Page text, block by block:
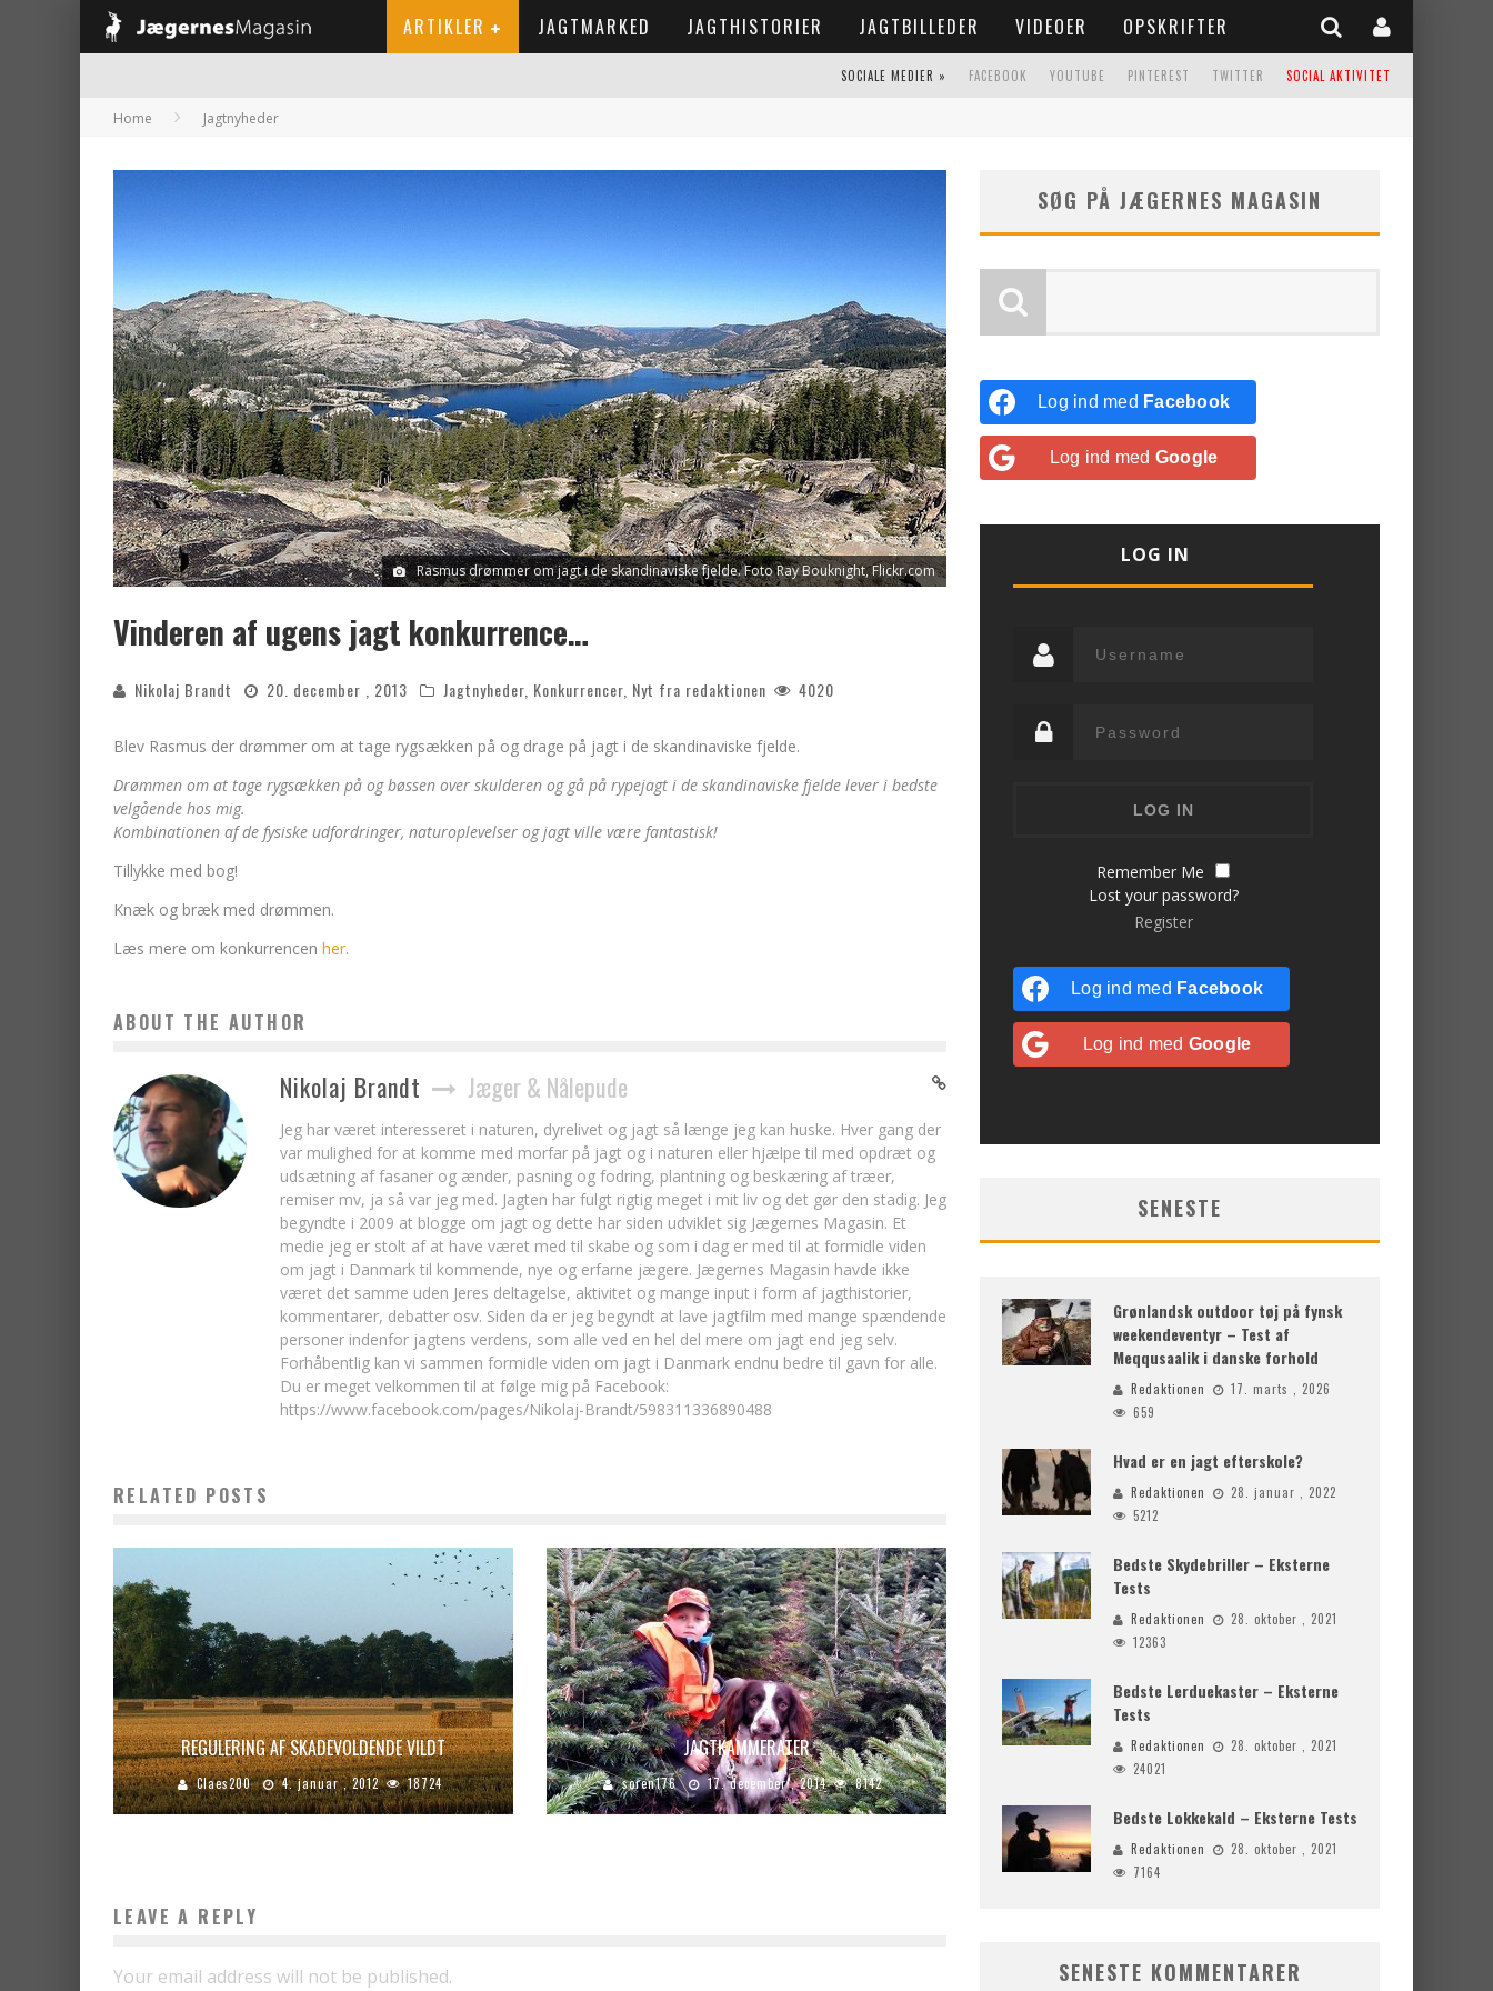
ARTIKLER JAGTMARKED JAGTHISTORIER JAGTBILLEDER VIDEOER OPSKRIFTER
SOCIAL AKTIVITET
TWITTER
PINTEREST
YOUTUBE
FACEBOOK
SOCIALE MEDIER »
Home Jagtnyheder
Rasmus drømmer om jagt i de skandinaviske fjelde. Foto Ray Bouknight, Flickr.com
Vinderen af ugens jagt konkurrence…
Nikolaj Brandt 20. december , 2013 Jagtnyheder Konkurrencer Nyt fra redaktionen 4020
Blev Rasmus der drømmer om at tage rygsækken på og drage på jagt i de skandinaviske fjelde.
Drømmen om at tage rygsækken på og bøssen over skulderen og gå på rypejagt i de skandinaviske fjelde lever i bedste
velgående hos mig.
Kombinationen af de fysiske udfordringer, naturoplevelser og jagt ville være fantastisk!
Tillykke med bog!
Knæk og bræk med drømmen.
Læs mere om konkurrencen her.
ABOUT THE AUTHOR
Nikolaj Brandt Jæger & Nålepude
Jeg har været interesseret i naturen, dyrelivet og jagt så længe jeg kan huske. Hver gang der
var mulighed for at komme med morfar på jagt og i naturen eller hjælpe til med opdræt og
udsætning af fasaner og ænder, pasning og fodring, plantning og beskæring af træer,
remiser mv, ja så var jeg med. Jagten har fulgt rigtig meget i mit liv og det gør den stadig. Jeg
begyndte i 2009 at blogge om jagt og dette har siden udviklet sig Jægernes Magasin. Et
medie jeg er stolt af at have været med til skabe og som i dag er med til at formidle viden
om jagt i Danmark til kommende, nye og erfarne jægere. Jægernes Magasin havde ikke
været det samme uden Jeres deltagelse, aktivitet og mange input i form af jagthistorier,
kommentarer, debatter osv. Siden da er jeg begyndt at lave jagtfilm med mange spændende
personer indenfor jagtens verdens, som alle ved en hel del mere om jagt end jeg selv.
Forhåbentlig kan vi sammen formidle viden om jagt i Danmark endnu bedre til gavn for alle.
Du er meget velkommen til at følge mig på Facebook:
https://www.facebook.com/pages/Nikolaj-Brandt/598311336890488
RELATED POSTS
REGULERING AF SKADEVOLDENDE VILDT
Claes200 4. januar , 2012 18724
JAGTKAMMERATER
soren176 17. december , 2014 8142
LEAVE A REPLY
Your email address will not be published.
SØG PÅ JÆGERNES MAGASIN
Log ind med Facebook
Log ind med Google
LOG IN
Remember Me
Lost your password?
Register
Log ind med Facebook
Log ind med Google
SENESTE
Grønlandsk outdoor tøj på fynsk
weekendeventyr – Test af
Meqqusaalik i danske forhold
Redaktionen
17. marts , 2026
659
Hvad er en jagt efterskole?
Redaktionen
28. januar , 2022
5212
Bedste Skydebriller – Eksterne
Tests
Redaktionen
28. oktober , 2021
12363
Bedste Lerduekaster – Eksterne
Tests
Redaktionen
28. oktober , 2021
24021
Bedste Lokkekald – Eksterne Tests
Redaktionen
28. oktober , 2021
7164
SENESTE KOMMENTARER